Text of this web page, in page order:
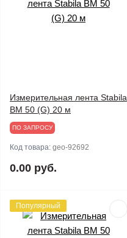
Измерительная лента Stabila
BM 50 (G) 20 м
ПО ЗАПРОСУ
Код товара: geo-92692
0.00 руб.
Популярный